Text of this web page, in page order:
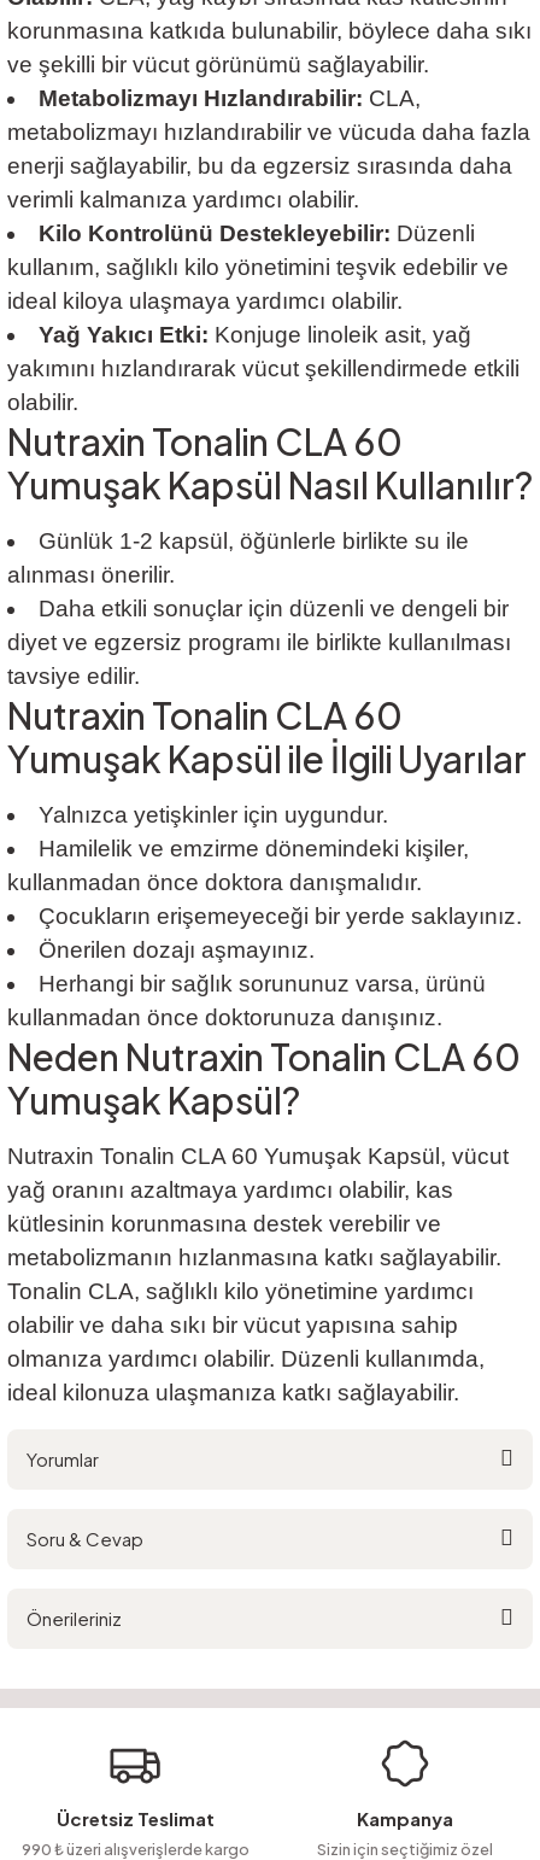
korunmasına katkıda bulunabilir, böylece daha sıkı
ve şekilli bir vücut görünümü sağlayabilir.
Metabolizmayı Hızlandırabilir: CLA,
metabolizmayı hızlandırabilir ve vücuda daha fazla
enerji sağlayabilir, bu da egzersiz sırasında daha
verimli kalmanıza yardımcı olabilir.
Kilo Kontrolünü Destekleyebilir: Düzenli
kullanım, sağlıklı kilo yönetimini teşvik edebilir ve
ideal kiloya ulaşmaya yardımcı olabilir.
Yağ Yakıcı Etki: Konjuge linoleik asit, yağ
yakımını hızlandırarak vücut şekillendirmede etkili
olabilir.
Nutraxin Tonalin CLA 60
Yumuşak Kapsül Nasıl Kullanılır?
Günlük 1-2 kapsül, öğünlerle birlikte su ile
alınması önerilir.
Daha etkili sonuçlar için düzenli ve dengeli bir
diyet ve egzersiz programı ile birlikte kullanılması
tavsiye edilir.
Nutraxin Tonalin CLA 60
Yumuşak Kapsül ile İlgili Uyarılar
Yalnızca yetişkinler için uygundur.
Hamilelik ve emzirme dönemindeki kişiler,
kullanmadan önce doktora danışmalıdır.
Çocukların erişemeyeceği bir yerde saklayınız.
Önerilen dozajı aşmayınız.
Herhangi bir sağlık sorununuz varsa, ürünü
kullanmadan önce doktorunuza danışınız.
Neden Nutraxin Tonalin CLA 60
Yumuşak Kapsül?
Nutraxin Tonalin CLA 60 Yumuşak Kapsül, vücut
yağ oranını azaltmaya yardımcı olabilir, kas
kütlesinin korunmasına destek verebilir ve
metabolizmanın hızlanmasına katkı sağlayabilir.
Tonalin CLA, sağlıklı kilo yönetimine yardımcı
olabilir ve daha sıkı bir vücut yapısına sahip
olmanıza yardımcı olabilir. Düzenli kullanımda,
ideal kilonuza ulaşmanıza katkı sağlayabilir.
Yorumlar
Soru & Cevap
Soru Sor
Önerileriniz
Görüş ve önerileriniz için teşekkür ederiz.
Ürün resmi kalitesiz, bozuk veya görüntülenemiyor.
Ürün açıklamasında eksik bilgiler bulunuyor.
Ücretsiz Teslimat
990 ₺ üzeri alışverişlerde kargo
Kampanya
Sizin için seçtiğimiz özel